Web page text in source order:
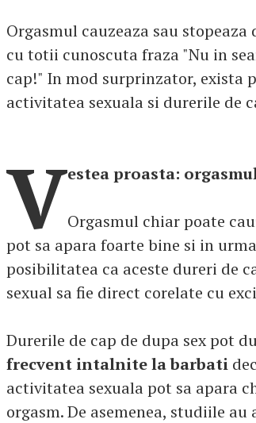
Orgasmul cauzeaza sau
cu totii cunoscuta fraza "Nu in
cap!" In mod surprinzator, exista
activitatea sexuala si durerile de
Vestea proasta:
Orgasmul chiar poate
pot sa apara foarte bine si in
posibilitatea ca aceste dureri de
sexual sa fie direct corelate cu
Durerile de cap de dupa sex pot
frecvent intalnite la barbati
activitatea sexuala pot sa apara
orgasm. De asemenea, studiile